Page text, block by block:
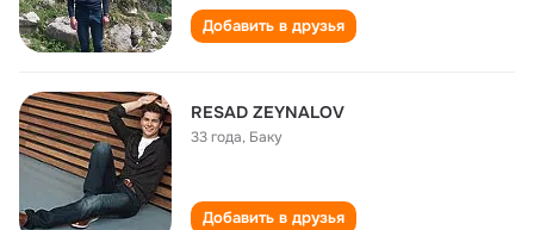
Добавить в друзья
RESAD ZEYNALOV
33 года, Баку
Добавить в друзья